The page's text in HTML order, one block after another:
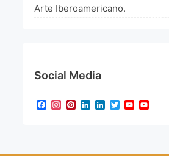
Arte Iberoamericano.
Social Media
Facebook
Instagram
Pinterest
LinkedIn
LinkedIn
TwitterYouTube